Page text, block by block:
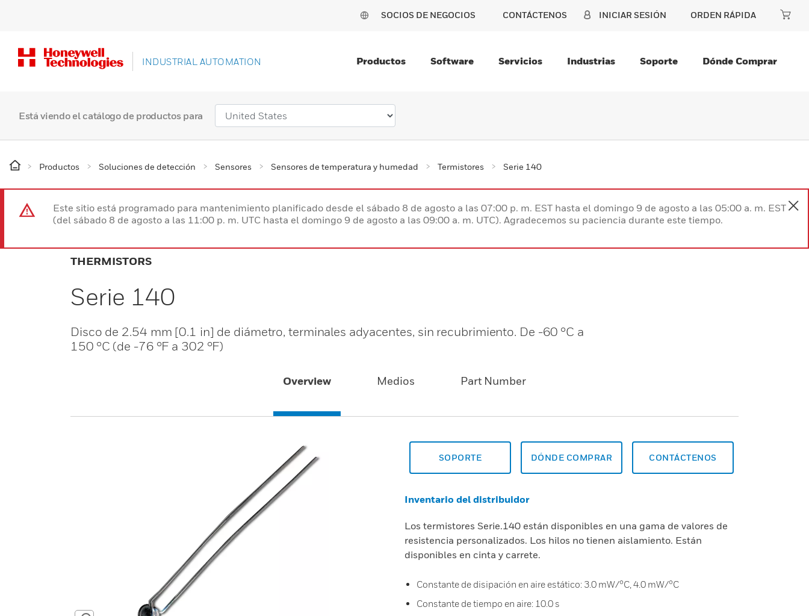
SOCIOS DE NEGOCIOS CONTÁCTENOS INICIAR SESIÓN ORDEN RÁPIDA
INDUSTRIAL AUTOMATION Productos Software Servicios Industrias Soporte Dónde Comprar
Está viendo el catálogo de productos para
Productos Soluciones de detección Sensores Sensores de temperatura y humedad Termistores Serie 140
Este sitio está programado para mantenimiento planificado desde el sábado 8 de agosto a las 07:00 p. m. EST hasta el domingo 9 de agosto a las 05:00 a. m. EST
(del sábado 8 de agosto a las 11:00 p. m. UTC hasta el domingo 9 de agosto a las 09:00 a. m. UTC). Agradecemos su paciencia durante este tiempo.
THERMISTORS
Serie 140
Disco de 2.54 mm [0.1 in] de diámetro, terminales adyacentes, sin recubrimiento. De -60 °C a
150 °C (de -76 °F a 302 °F)
Overview Medios Part Number
SOPORTE DÓNDE COMPRAR CONTÁCTENOS
Inventario del distribuidor
Los termistores Serie.140 están disponibles en una gama de valores de
resistencia personalizados. Los hilos no tienen aislamiento. Están
disponibles en cinta y carrete.
Constante de disipación en aire estático: 3.0 mW/°C, 4.0 mW/°C
Constante de tiempo en aire: 10.0 s